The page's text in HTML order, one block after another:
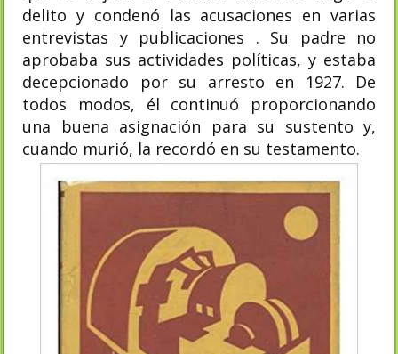
delito y condenó las acusaciones en varias
entrevistas y publicaciones . Su padre no
aprobaba sus actividades políticas, y estaba
decepcionado por su arresto en 1927. De
todos modos, él continuó proporcionando
una buena asignación para su sustento y,
cuando murió, la recordó en su testamento.